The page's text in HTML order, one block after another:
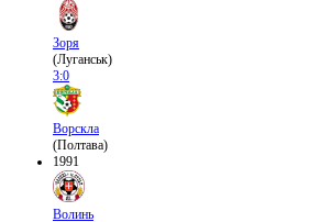
Зоря
(Луганськ)
3:0
Ворскла
(Полтава)
1991
Волинь